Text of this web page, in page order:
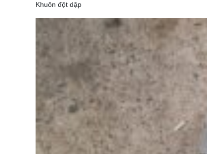
Khuôn đột dập